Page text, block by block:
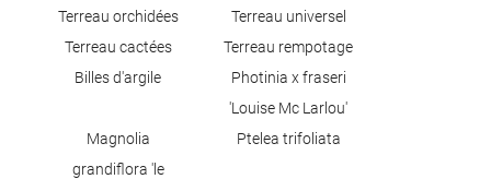
Terreau orchidées
Terreau universel
Terreau cactées
Terreau rempotage
Billes d'argile
Photinia x fraseri
'Louise Mc Larlou'
Magnolia
grandiflora 'le
Ptelea trifoliata